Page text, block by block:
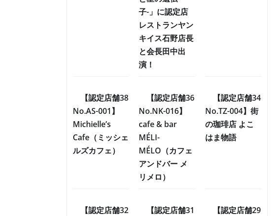
子-」に認定店
レストランヤン
キイス石野店長
と会長田中出
演！
【認定店舗38
No.AS-001】
Michielle’s
Cafe（ミッシェ
ルズカフェ）
【認定店舗36
No.NK-016】
cafe & bar
MÉLI-
MÉLO（カフェ
アンドバー メ
リメロ）
【認定店舗34
No.TZ-004】街
の珈琲店 よこ
はま物語
【認定店舗32
【認定店舗31
【認定店舗29